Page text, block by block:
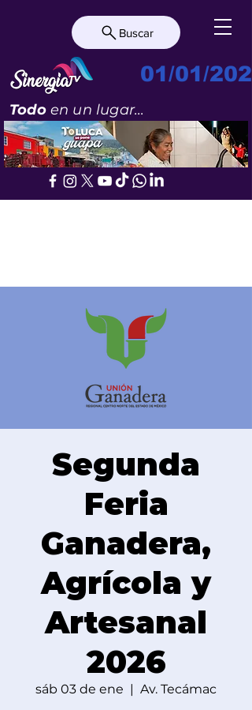
Buscar
01/01/
Todoen un lugar...
Segunda
Feria
Ganadera,
Agrícola y
Artesanal
2026
sáb 03 de ene
  |
Av. Tecámac